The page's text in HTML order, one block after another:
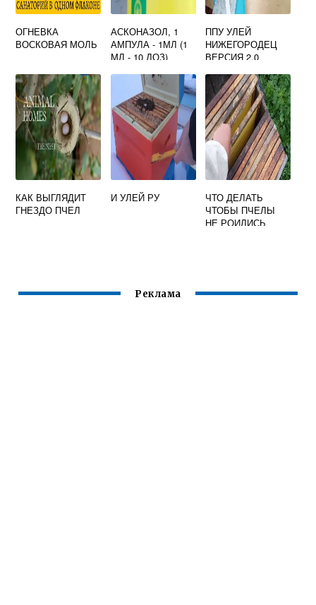
ОГНЕВКА
ВОСКОВАЯ МОЛЬ
АСКОНАЗОЛ, 1
АМПУЛА - 1МЛ (1
МЛ - 10 ДОЗ)
ППУ УЛЕЙ
НИЖЕГОРОДЕЦ
ВЕРСИЯ 2.0
КАК ВЫГЛЯДИТ
ГНЕЗДО ПЧЕЛ
И УЛЕЙ РУ
ЧТО ДЕЛАТЬ
ЧТОБЫ ПЧЕЛЫ
НЕ РОИЛИСЬ
Реклама